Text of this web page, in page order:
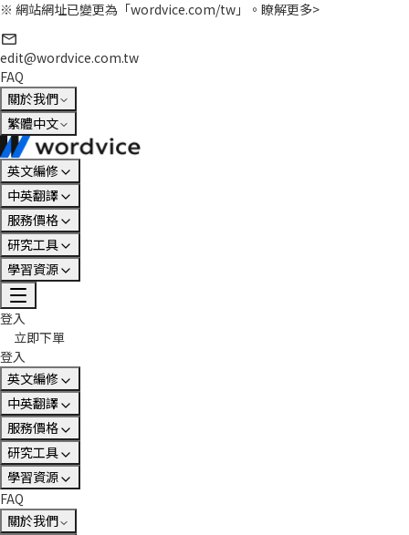
※ 網站網址已變更為「wordvice.com/tw」。 瞭解更多>
edit@wordvice.com.tw
FAQ
關於我們
繁體中文
英文編修
中英翻譯
服務價格
研究工具
學習資源
登入
立即下單
登入
英文編修
中英翻譯
服務價格
研究工具
學習資源
FAQ
關於我們